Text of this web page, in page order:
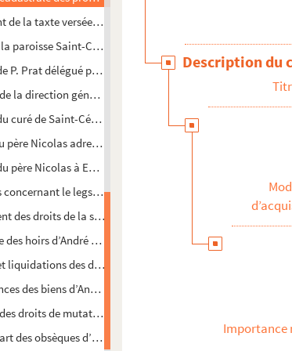
de la taxte versée à la société nouvelle du canal
paroisse Saint-Césaire adressé à Emile Fassin pour les
P. Prat délégué pour le conseil de fabrique de Saint-Césaire
la direction général des cultes acceptant le legs d’André
curé de Saint-Césaire père Nicolas à Emile Fassin au sujet
père Nicolas adressé à Emile Fassin, légataire universel
père Nicolas à Emile Fassin
le legs, sans date
des droits de la succession Favatier par Emile Fassin, Mr.
des hoirs d’André Favatier
liquidations des droits
des biens d’André Favatier
droits de mutation par décès. – Paris : Anrthur Linden
des obsèques d’André Favatier avec la facture de
Description du
Importance